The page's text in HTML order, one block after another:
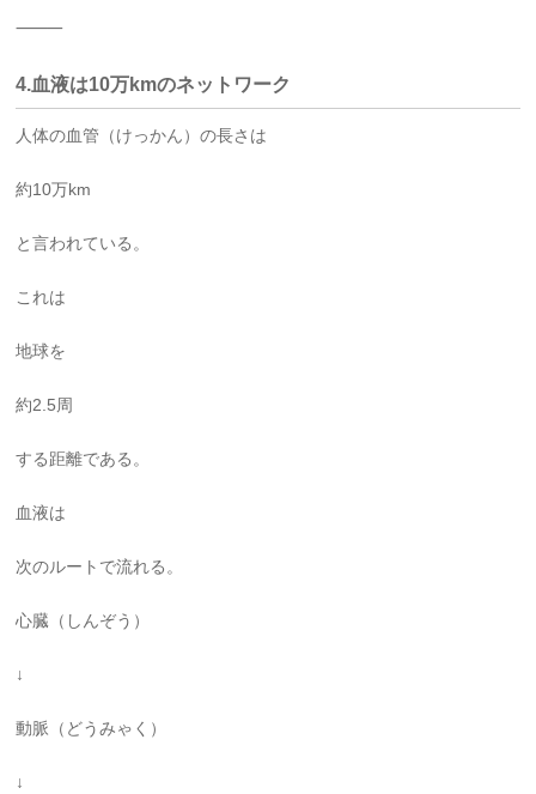
⸻
4.血液は10万kmのネットワーク
人体の血管（けっかん）の長さは
約10万km
と言われている。
これは
地球を
約2.5周
する距離である。
血液は
次のルートで流れる。
心臓（しんぞう）
↓
動脈（どうみゃく）
↓